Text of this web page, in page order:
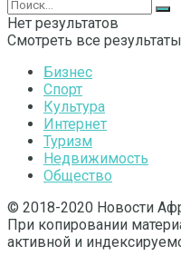
Нет результатов
Смотреть все результаты
Бизнес
Спорт
Культура
Интернет
Туризм
Недвижимость
Общество
© 2018-2020 Новости
При копировании
активной и